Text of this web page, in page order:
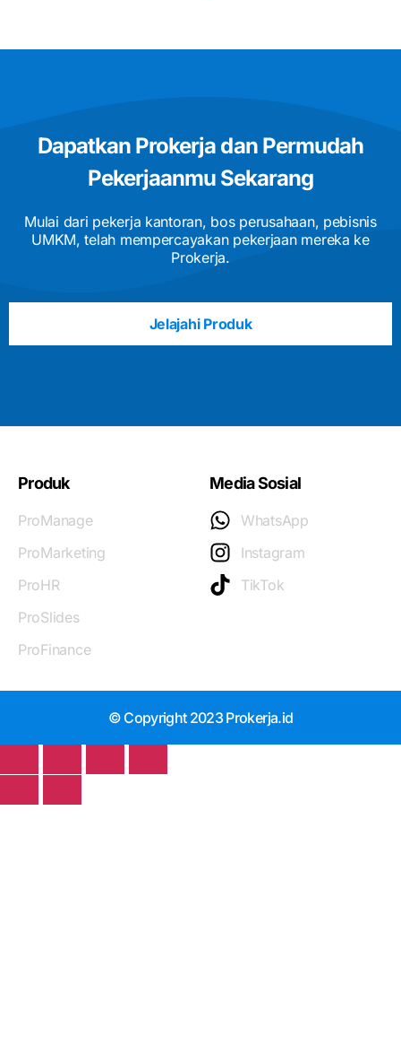
Dapatkan Prokerja dan Permudah
Pekerjaanmu Sekarang
Mulai dari pekerja kantoran, bos perusahaan, pebisnis
UMKM, telah mempercayakan pekerjaan mereka ke
Prokerja.
Jelajahi Produk
Produk
ProManage
ProMarketing
ProHR
ProSlides
ProFinance
Media Sosial
WhatsApp
Instagram
TikTok
© Copyright 2023 Prokerja.id